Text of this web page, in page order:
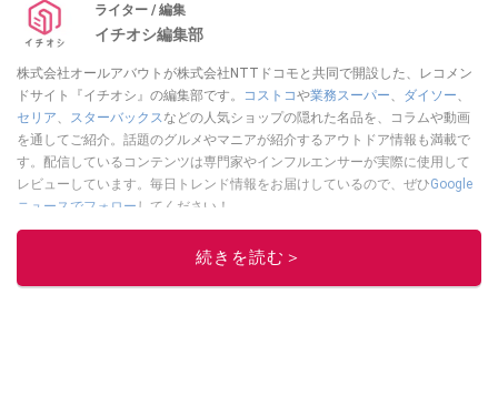
ライター / 編集
イチオシ編集部
株式会社オールアバウトが株式会社NTTドコモと共同で開設した、レコメン
ドサイト『イチオシ』の編集部です。
コストコや業務スーパー、 ダイソー、
セリア、 スターバックスなどの人気ショップの隠れた名品を、コラムや動画
を通してご紹介。話題のグルメやマニアが紹介するアウトドア情報も満載で
す。配信しているコンテンツは専門家やインフルエンサーが実際に使用して
レビューしています。毎日トレンド情報をお届けしているので、ぜひGoogle
ニュースでフォロー してください！
続きを読む＞